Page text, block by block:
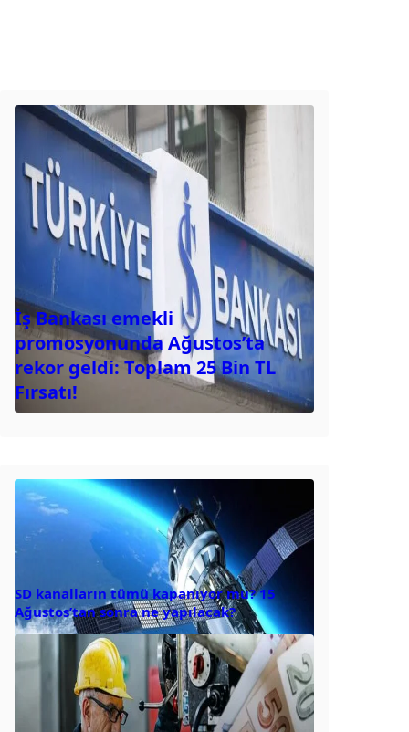
İş Bankası emekli
promosyonunda Ağustos’ta
rekor geldi: Toplam 25 Bin TL
Fırsatı!
SD kanalların tümü kapanıyor mu? 15
Ağustos’tan sonra ne yapılacak?